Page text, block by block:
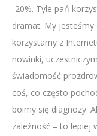
-20%. Tyle pań
dramat. My jesteśmy
korzystamy z
nowinki,
świadomość
coś, co często
boimy się diagnozy.
zależność – to lepiej